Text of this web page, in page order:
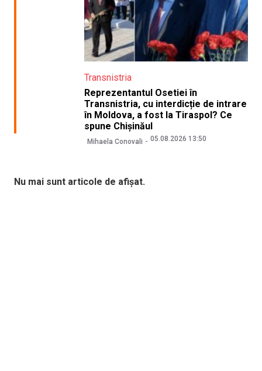
Transnistria
Reprezentantul Osetiei în
Transnistria, cu interdicție de intrare
în Moldova, a fost la Tiraspol? Ce
spune Chișinăul
Mihaela Conovali 05.08.2026 13:50
Nu mai sunt articole de afișat.